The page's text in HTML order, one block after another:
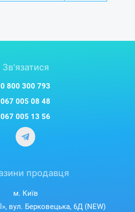
Зв'язатися
0 800 300 793
067 005 08 48
067 005 13 56
продавця
м. Київ
вул. Берковецька, 6Д (NEW)